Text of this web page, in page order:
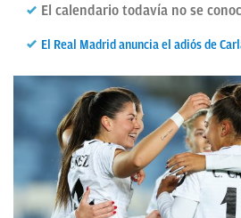
BALONCESTO
CANTERA
FICHAJES
DIRECTO
FEMENINO
PAPARAZZI
OKDIARIO
El calendario todavía no se
El Real Madrid anuncia el adiós de